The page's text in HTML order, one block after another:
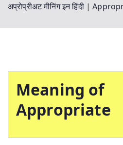
अप्रोप्रीअट मीनिंग इन हिंदी |
Meaning of
Appropriate